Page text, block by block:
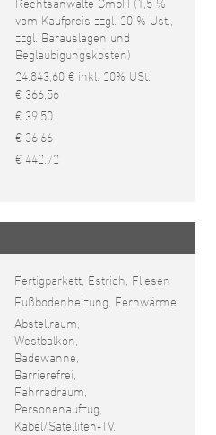
Rechtsanwälte GmbH (1,5 %
vom Kaufpreis zzgl. 20 % Ust.,
zzgl. Barauslagen und
Beglaubigungskosten)
24.843,60 € inkl. 20% USt.
€ 366,56
€ 39,50
€ 36,66
€ 442,72
Fertigparkett, Estrich, Fliesen
Fußbodenheizung, Fernwärme
Abstellraum,
Westbalkon,
Badewanne,
Barrierefrei,
Fahrradraum,
Personenaufzug,
Kabel/Satelliten-TV,